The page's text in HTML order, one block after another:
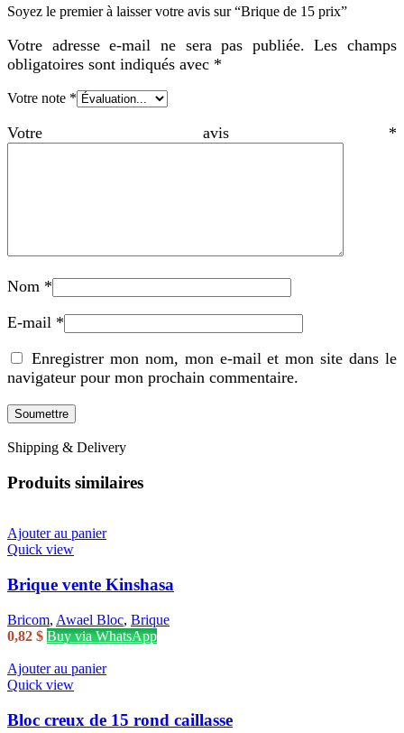
Soyez le premier à laisser votre avis sur “Brique de 15 prix”
Votre adresse e-mail ne sera pas publiée. Les champs
obligatoires sont indiqués avec *
Votre note *
Votre avis *
Nom *
E-mail *
Enregistrer mon nom, mon e-mail et mon site dans le
navigateur pour mon prochain commentaire.
Shipping & Delivery
Produits similaires
Ajouter au panier
Quick view
Brique vente Kinshasa
Bricom, Awael Bloc, Brique
0,82 $ Buy via WhatsApp
Ajouter au panier
Quick view
Bloc creux de 15 rond caillasse